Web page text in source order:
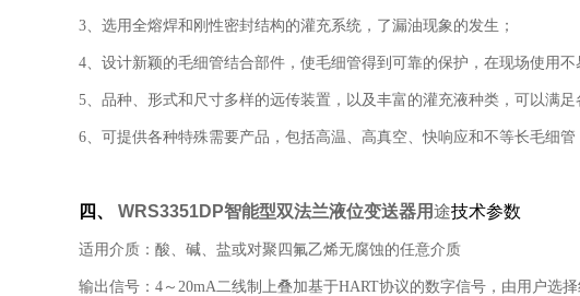
3、选用全熔焊和刚性密封结构的灌充系统，了漏油现象的发生；
4、设计新颖的毛细管结合部件，使毛细管得到可靠的保护，在现场使用不
5、品种、形式和尺寸多样的远传装置，以及丰富的灌充液种类，可以满足
6、可提供各种特殊需要产品，包括高温、高真空、快响应和不等长毛细管
四、 WRS3351DP智能型双法兰液位变送器用途技术参数
适用介质：酸、碱、盐或对聚四氟乙烯无腐蚀的任意介质
输出信号：4～20mA二线制上叠加基于HART协议的数字信号，由用户选